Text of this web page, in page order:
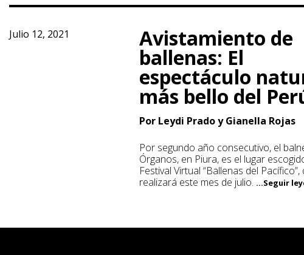
Julio 12, 2021 Avistamiento de
ballenas: El
espectáculo
más bello del
Por Leydi Prado y Gianella Rojas
Por segundo año consecutivo, el
Órganos, en Piura, es el lugar
Festival Virtual “Ballenas del Pacífico”,
realizará este mes de julio. ...Seguir